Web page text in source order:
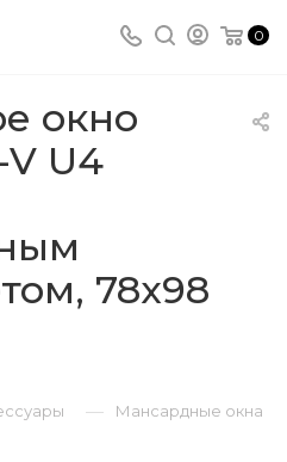
0
окно
V U4
78х98
— Мансардные окна